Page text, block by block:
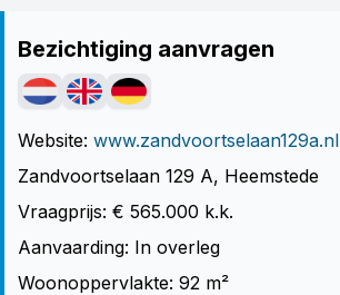
Bezichtiging aanvragen
Website: www.zandvoortselaan129a.nl
Zandvoortselaan 129 A, Heemstede
Vraagprijs: € 565.000 k.k.
Aanvaarding: In overleg
Woonoppervlakte: 92 m²